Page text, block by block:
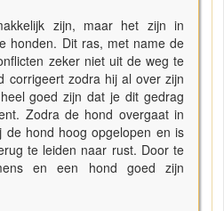
zijn, maar het zijn in
honden. Dit ras, met name de
zeker niet uit de weg te
corrigeert zodra hij al over zijn
goed zijn dat je dit gedrag
Zodra de hond overgaat in
de hond hoog opgelopen en is
te leiden naar rust. Door te
en een hond goed zijn